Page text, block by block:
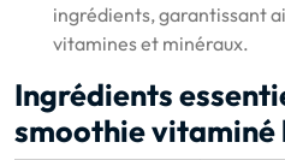
ingrédients, garantissant
vitamines et minéraux.
Ingrédients
smoothie vitaminé